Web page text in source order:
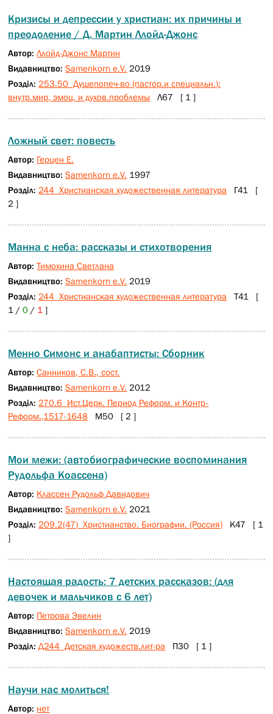
Кризисы и депрессии у христиан: их причины и
преодоление / Д. Мартин Ллойд-Джонс
Автор:Ллойд-Джонс Мартин
Видавництво:Samenkorn e.V. 2019
Розділ: 253.50 Душепопеч-во (пастор.и специальн.):
внутр.мир, эмоц. и духов.проблемы Л67 [ 1 ]
Ложный свет: повесть
Автор: Герцен Е.
Видавництво:Samenkorn e.V. 1997
Розділ: 244 Христианская художественная литература Г41 [
2 ]
Манна с неба: рассказы и стихотворения
Автор:Тимохина Светлана
Видавництво:Samenkorn e.V. 2019
Розділ: 244 Христианская художественная литература Т41 [
1 /0 / 1]
Менно Симонс и анабаптисты: Сборник
Автор:Санников, С.В., сост.
Видавництво:Samenkorn e.V. 2012
Розділ: 270.6 Ист.Церк. Период Реформ. и Контр-
Реформ.,1517-1648 М50 [ 2 ]
Мои межи: (автобиографические воспоминания
Рудольфа Коассена)
Автор: Классен Рудольф Давидович
Видавництво:Samenkorn e.V. 2021
Розділ: 209.2(47) Христианство. Биографии. (Россия) К47 [ 1
]
Настоящая радость: 7 детских рассказов: (для
девочек и мальчиков с 6 лет)
Автор: Петрова Эвелин
Видавництво:Samenkorn e.V. 2019
Розділ: Д244 Детская художеств.лит-ра П30 [ 1 ]
Научи нас молиться!
Автор: нет